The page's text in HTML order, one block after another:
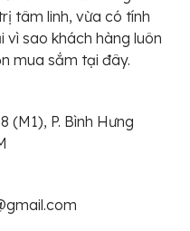
tâm linh, vừa có tính
sao khách hàng luôn
mua sắm tại đây.
(M1), P. Bình Hưng